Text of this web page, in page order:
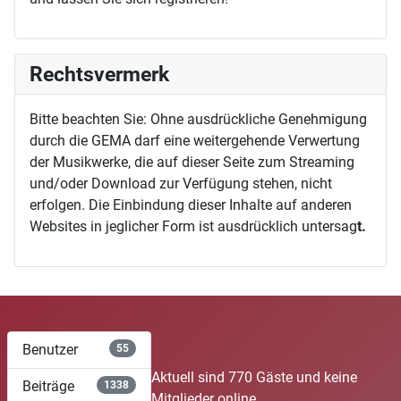
Rechtsvermerk
Bitte beachten Sie: Ohne ausdrückliche Genehmigung
durch die GEMA darf eine weitergehende Verwertung
der Musikwerke, die auf dieser Seite zum Streaming
und/oder Download zur Verfügung stehen, nicht
erfolgen. Die Einbindung dieser Inhalte auf anderen
Websites in jeglicher Form ist ausdrücklich untersagt.
Benutzer 55
Beiträge 1338
Aktuell sind 770 Gäste und keine